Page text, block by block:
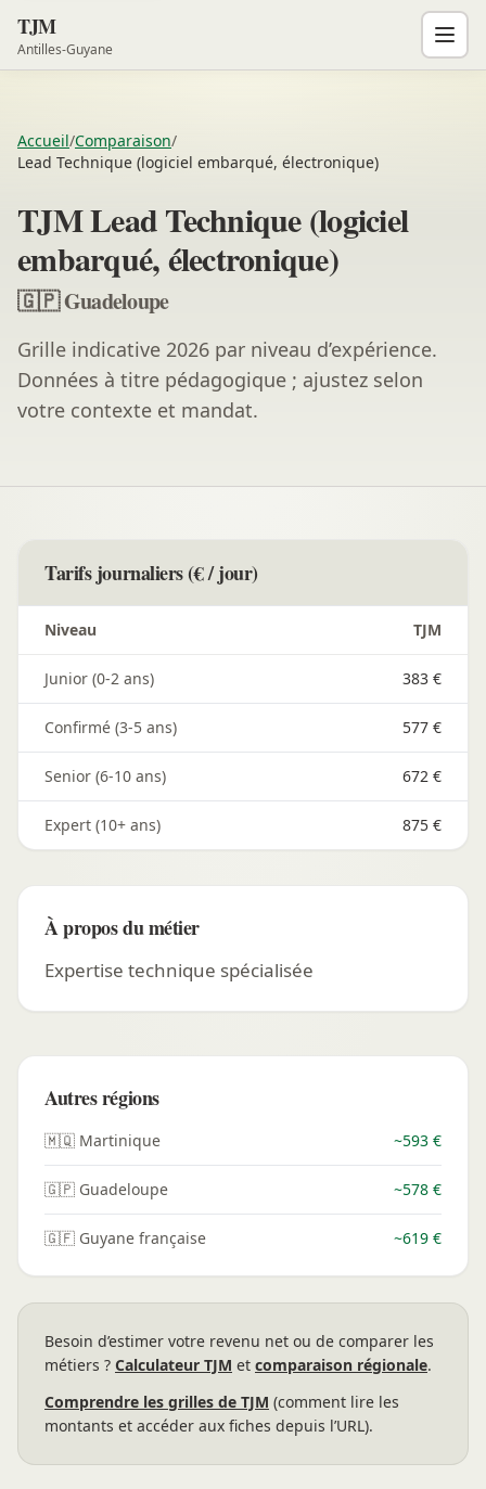
TJM
Antilles-Guyane
Accueil/Comparaison/
Lead Technique (logiciel embarqué, électronique)
TJM Lead Technique (logiciel
embarqué, électronique)
🇬🇵 Guadeloupe
Grille indicative 2026 par niveau d’expérience.
Données à titre pédagogique ; ajustez selon
votre contexte et mandat.
Tarifs journaliers (€ / jour)
Niveau TJM
Junior (0-2 ans) 383 €
Confirmé (3-5 ans) 577 €
Senior (6-10 ans) 672 €
Expert (10+ ans) 875 €
À propos du métier
Expertise technique spécialisée
Autres régions
🇲🇶 Martinique ~593 €
🇬🇵 Guadeloupe ~578 €
🇬🇫 Guyane française ~619 €
Besoin d’estimer votre revenu net ou de comparer les
métiers ? Calculateur TJM et comparaison régionale.
Comprendre les grilles de TJM (comment lire les
montants et accéder aux fiches depuis l’URL).